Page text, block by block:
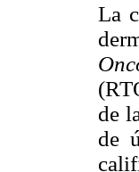
La
de
de